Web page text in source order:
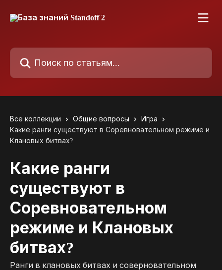
Поиск по статьям...
Все коллекции Общие вопросы
Игра
Какие ранги существуют в Соревновательном режиме и
Клановых битвах?
Какие ранги
существуют в
Соревновательном
режиме и Клановых
битвах?
Ранги в клановых битвах и соверновательном